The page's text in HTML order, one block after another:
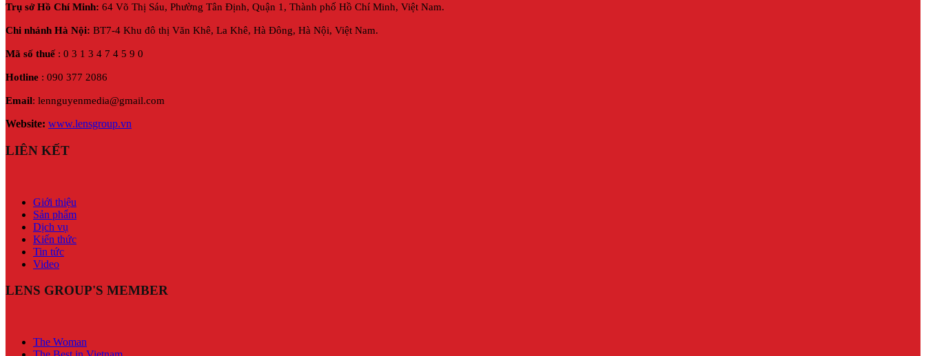
Trụ sở Hồ Chí Minh: 64 Võ Thị Sáu, Phường Tân Định, Quận 1, Thành phố Hồ Chí Minh, Việt Nam.
Chi nhánh Hà Nội: BT7-4 Khu đô thị Văn Khê, La Khê, Hà Đông, Hà Nội, Việt Nam.
Mã số thuế: 0 3 1 3 4 7 4 5 9 0
Hotline : 090 377 2086
Email: lennguyenmedia@gmail.com
Website: www.lensgroup.vn
LIÊN KẾT
Giới thiệu
Sản phẩm
Dịch vụ
Kiến thức
Tin tức
Video
LENS GROUP'S MEMBER
The Woman